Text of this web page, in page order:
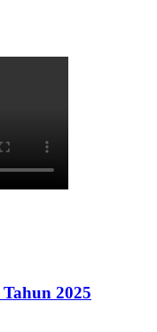
2025